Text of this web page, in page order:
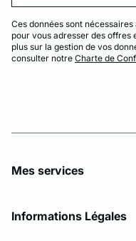
Ces données sont
pour vous adresser des offres
plus sur la gestion de vos
consulter notre Charte de
Mes services
Informations Légales